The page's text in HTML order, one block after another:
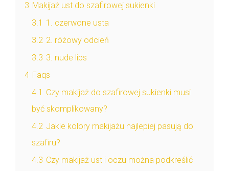
3 Makijaż ust do szafirowej sukienki
3.1 1. czerwone usta
3.2 2. różowy odcień
3.3 3. nude lips
4 Faqs
4.1 Czy makijaż do szafirowej sukienki musi
być skomplikowany?
4.2 Jakie kolory makijażu najlepiej pasują do
szafiru?
4.3 Czy makijaż ust i oczu można podkreślić